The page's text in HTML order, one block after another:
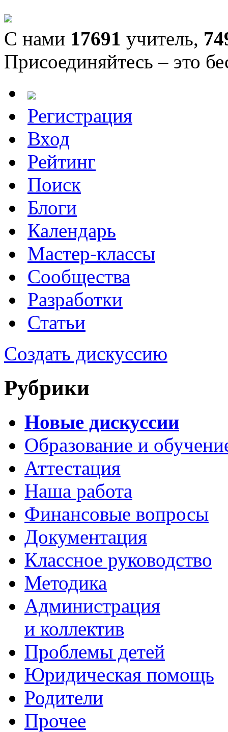
С нами 17691 учитель,
Присоединяйтесь – это
Регистрация
Вход
Рейтинг
Поиск
Блоги
Календарь
Мастер-классы
Сообщества
Разработки
Статьи
Создать дискуссию
Рубрики
Новые дискуссии
Образование и
Аттестация
Наша работа
Финансовые вопросы
Документация
Классное руководство
Методика
Администрация
и коллектив
Проблемы детей
Юридическая помощь
Родители
Прочее